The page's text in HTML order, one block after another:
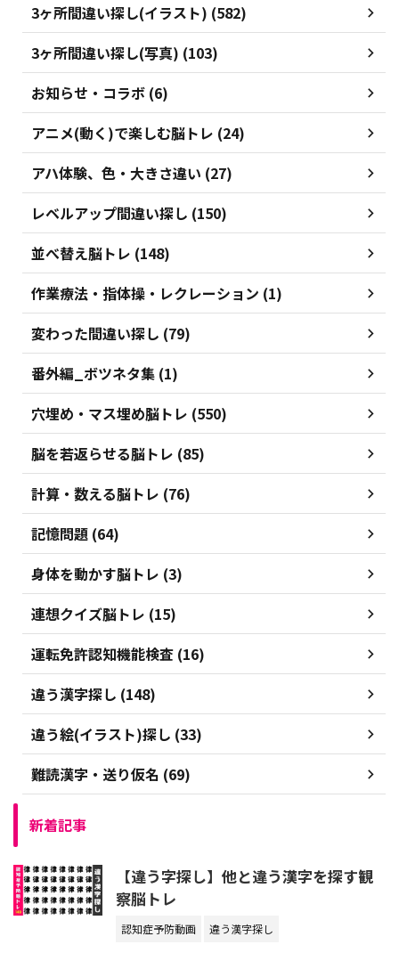
3ヶ所間違い探し(イラスト) (582)
3ヶ所間違い探し(写真) (103)
お知らせ・コラボ (6)
アニメ(動く)で楽しむ脳トレ (24)
アハ体験、色・大きさ違い (27)
レベルアップ間違い探し (150)
並べ替え脳トレ (148)
作業療法・指体操・レクレーション (1)
変わった間違い探し (79)
番外編_ボツネタ集 (1)
穴埋め・マス埋め脳トレ (550)
脳を若返らせる脳トレ (85)
計算・数える脳トレ (76)
記憶問題 (64)
身体を動かす脳トレ (3)
連想クイズ脳トレ (15)
運転免許認知機能検査 (16)
違う漢字探し (148)
違う絵(イラスト)探し (33)
難読漢字・送り仮名 (69)
新着記事
【違う字探し】他と違う漢字を探す観
察脳トレ
認知症予防動画 違う漢字探し